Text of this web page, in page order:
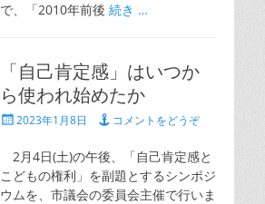
で、「2010年前後 続き …
「自己肯定感」はいつか
ら使われ始めたか
投 2023年1月8日 コメントをどうぞ
2月4日(土)の午後、「自己肯定感と
こどもの権利」を副題とするシンポジ
ウムを、市議会の委員会主催で行いま